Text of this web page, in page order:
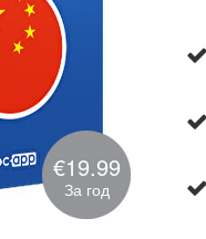
€19.99
За год